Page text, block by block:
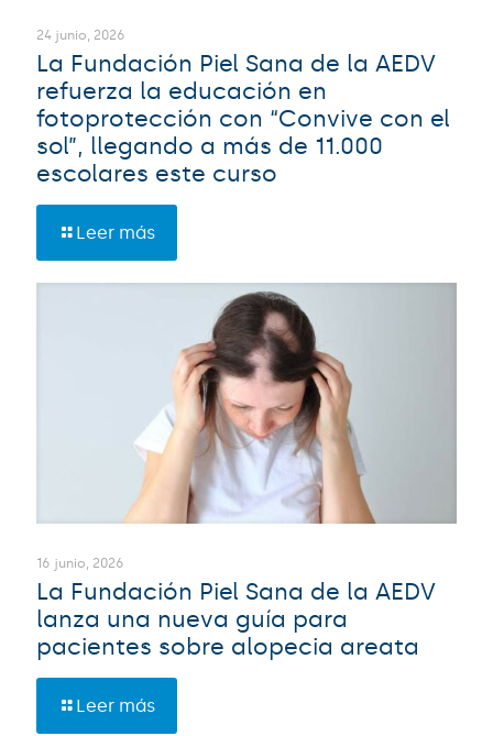
24 junio, 2026
La Fundación Piel Sana de la AEDV
refuerza la educación en
fotoprotección con “Convive con el
sol”, llegando a más de 11.000
escolares este curso
Leer más
16 junio, 2026
La Fundación Piel Sana de la AEDV
lanza una nueva guía para
pacientes sobre alopecia areata
Leer más